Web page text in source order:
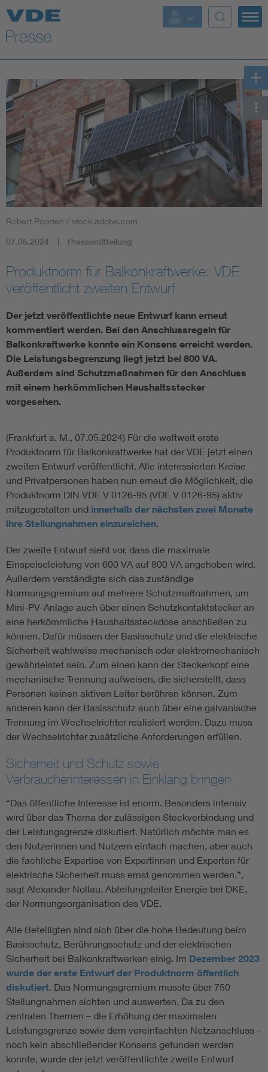
Top Themen
Fokusthemen
Energy
AI & Digital Trust
Health
Mobility
Assisted Living
Electromobility
Energy efficiency
Energy storage
Robert Poorten / stock.adobe.com
07.05.2024 Pressemitteilung
Produktnorm für Balkonkraftwerke: VDE
veröffentlicht zweiten Entwurf
Der jetzt veröffentlichte neue Entwurf kann erneut
kommentiert werden. Bei den Anschlussregeln für
Balkonkraftwerke konnte ein Konsens erreicht werden.
Die Leistungsbegrenzung liegt jetzt bei 800 VA.
Außerdem sind Schutzmaßnahmen für den Anschluss
mit einem herkömmlichen Haushaltsstecker
vorgesehen.
(Frankfurt a. M., 07.05.2024) Für die weltweit erste
Produktnorm für Balkonkraftwerke hat der VDE jetzt einen
zweiten Entwurf veröffentlicht. Alle interessierten Kreise
und Privatpersonen haben nun erneut die Möglichkeit, die
Produktnorm DIN VDE V 0126-95 (VDE V 0126-95) aktiv
mitzugestalten und innerhalb der nächsten zwei Monate
ihre Stellungnahmen einzureichen.
Der zweite Entwurf sieht vor, dass die maximale
Einspeiseleistung von 600 VA auf 800 VA angehoben wird.
Außerdem verständigte sich das zuständige
Normungsgremium auf mehrere Schutzmaßnahmen, um
Mini-PV-Anlage auch über einen Schutzkontaktstecker an
eine herkömmliche Haushaltssteckdose anschließen zu
können. Dafür müssen der Basisschutz und die elektrische
Sicherheit wahlweise mechanisch oder elektromechanisch
gewährleistet sein. Zum einen kann der Steckerkopf eine
mechanische Trennung aufweisen, die sicherstellt, dass
Personen keinen aktiven Leiter berühren können. Zum
anderen kann der Basisschutz auch über eine galvanische
Trennung im Wechselrichter realisiert werden. Dazu muss
der Wechselrichter zusätzliche Anforderungen erfüllen.
Sicherheit und Schutz sowie
Verbraucherinteressen in Einklang bringen
“Das öffentliche Interesse ist enorm. Besonders intensiv
wird über das Thema der zulässigen Steckverbindung und
der Leistungsgrenze diskutiert. Natürlich möchte man es
den Nutzerinnen und Nutzern einfach machen, aber auch
die fachliche Expertise von Expertinnen und Experten für
elektrische Sicherheit muss ernst genommen werden.”,
sagt Alexander Nollau, Abteilungsleiter Energie bei DKE,
der Normungsorganisation des VDE.
Alle Beteiligten sind sich über die hohe Bedeutung beim
Basisschutz, Berührungsschutz und der elektrischen
Sicherheit bei Balkonkraftwerken einig. Im Dezember 2023
wurde der erste Entwurf der Produktnorm öffentlich
diskutiert. Das Normungsgremium musste über 750
Stellungnahmen sichten und auswerten. Da zu den
zentralen Themen – die Erhöhung der maximalen
Leistungsgrenze sowie dem vereinfachten Netzanschluss –
noch kein abschließender Konsens gefunden werden
konnte, wurde der jetzt veröffentlichte zweite Entwurf